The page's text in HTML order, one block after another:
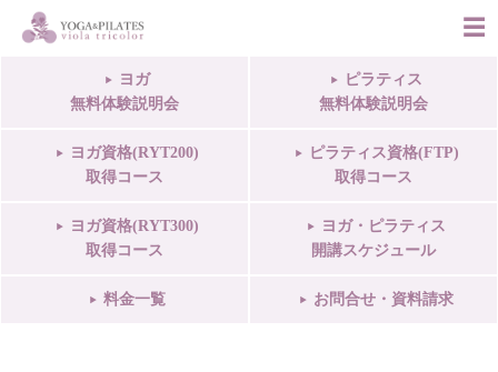
ヨガ
無料体験説明会
ピラティス
無料体験説明会
ヨガ資格(RYT200)
取得コース
ピラティス資格(FTP)
取得コース
ヨガ資格(RYT300)
取得コース
ヨガ・ピラティス
開講スケジュール
料金一覧 お問合せ・資料請求